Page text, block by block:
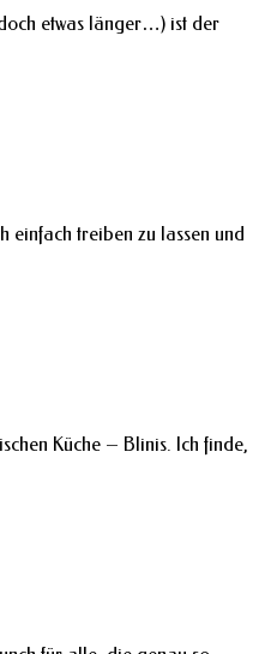
etwas länger…) ist der
einfach treiben zu lassen und
Küche – Blinis. Ich finde,